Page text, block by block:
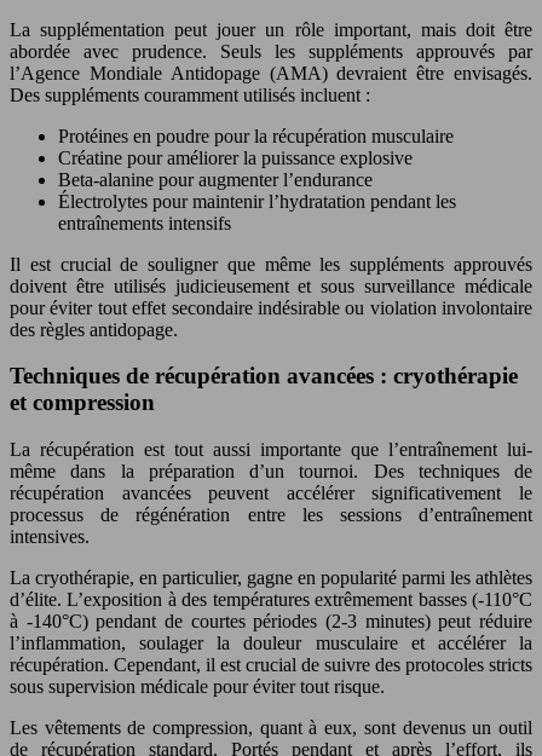
La supplémentation peut jouer un rôle important, mais doit être
abordée avec prudence. Seuls les suppléments approuvés par
l’Agence Mondiale Antidopage (AMA) devraient être envisagés.
Des suppléments couramment utilisés incluent :
Protéines en poudre pour la récupération musculaire
Créatine pour améliorer la puissance explosive
Beta-alanine pour augmenter l’endurance
Électrolytes pour maintenir l’hydratation pendant les
entraînements intensifs
Il est crucial de souligner que même les suppléments approuvés
doivent être utilisés judicieusement et sous surveillance médicale
pour éviter tout effet secondaire indésirable ou violation involontaire
des règles antidopage.
Techniques de récupération avancées : cryothérapie
et compression
La récupération est tout aussi importante que l’entraînement lui-
même dans la préparation d’un tournoi. Des techniques de
récupération avancées peuvent accélérer significativement le
processus de régénération entre les sessions d’entraînement
intensives.
La cryothérapie, en particulier, gagne en popularité parmi les athlètes
d’élite. L’exposition à des températures extrêmement basses (-110°C
à -140°C) pendant de courtes périodes (2-3 minutes) peut réduire
l’inflammation, soulager la douleur musculaire et accélérer la
récupération. Cependant, il est crucial de suivre des protocoles stricts
sous supervision médicale pour éviter tout risque.
Les vêtements de compression, quant à eux, sont devenus un outil
de récupération standard. Portés pendant et après l’effort, ils